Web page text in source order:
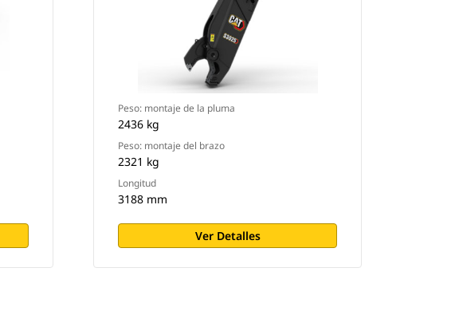
Peso: montaje de la pluma
2436 kg
Peso: montaje del brazo
2321 kg
Longitud
3188 mm
Ver Detalles